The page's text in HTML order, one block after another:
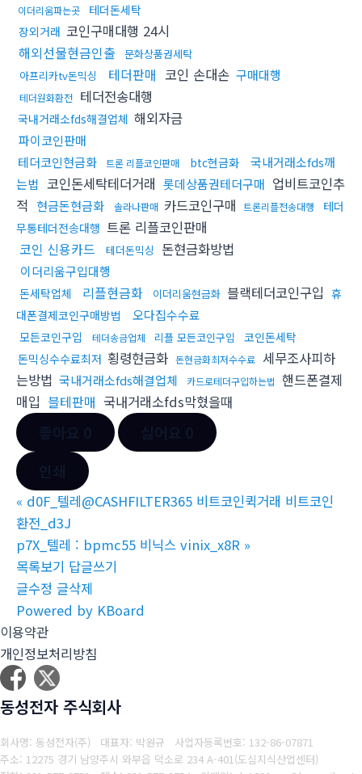
이더리움파는곳
테더돈세탁
장외거래 코인구매대행 24시
해외선물현금인출
문화상품권세탁
아프리카tv돈믹싱
테더판매 코인 손대손 구매대행
테더원화환전 테더전송대행
국내거래소fds해결업체 해외자금
파이코인판매
테더코인현금화
트론 리플코인판매 btc현금화
국내거래소fds깨
는법 코인돈세탁테더거래 롯데상품권테더구매 업비트코인추
적 현금돈현금화 솔라나판매 카드코인구매 트론리플전송대행
테더
무통테더전송대행 트론 리플코인판매
코인 신용카드
테더돈믹싱 돈현금화방법
이더리움구입대행
돈세탁업체 리플현금화 이더리움현금화 블랙테더코인구입 휴
대폰결제코인구매방법
오다집수수료
모든코인구입 테더송금업체 리플 모든코인구입
코인돈세탁
돈믹싱수수료최저 횡령현금화 돈현금화최저수수료 세무조사피하
는방법 국내거래소fds해결업체 카드로테더구입하는법 핸드폰결제
매입 블테판매 국내거래소fds막혔을때
« d0F_텔레@CASHFILTER365 비트코인퀵거래 비트코인
환전_d3J
p7X_텔레 : bpmc55 비닉스 vinix_x8R »
목록보기 답글쓰기
글수정 글삭제
Powered by KBoard
이용약관
개인정보처리방침
동성전자 주식회사
회사명: 동성전자(주) 대표자: 박원규 사업자등록번호: 132-86-07871
주소: 12275 경기 남양주시 와부읍 덕소로 234 A-401(도심지식산업센터)